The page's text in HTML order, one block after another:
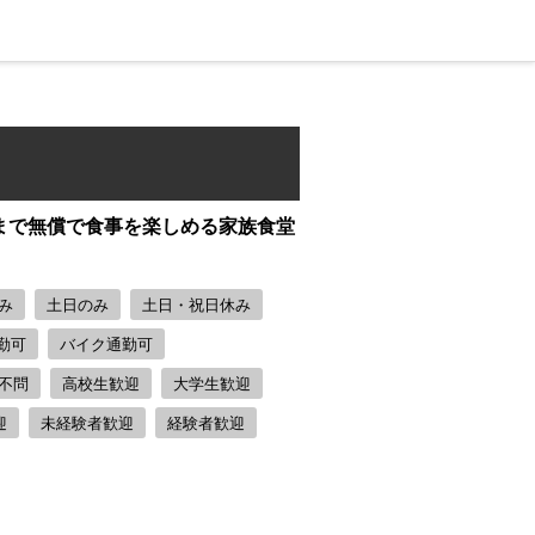
無償で食事を楽しめる家族食堂
土日のみ 土日・祝日休み
可 バイク通勤可
問 高校生歓迎 大学生歓迎
未経験者歓迎 経験者歓迎